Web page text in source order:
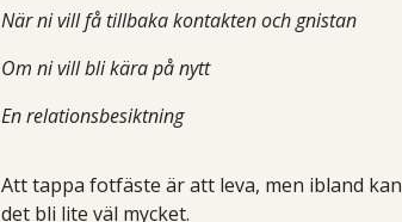
När ni vill få tillbaka kontakten och gnistan
Om ni vill bli kära på nytt
En relationsbesiktning
Att tappa fotfäste är att leva, men ibland kan
det bli lite väl mycket.